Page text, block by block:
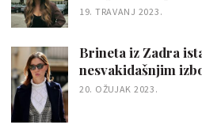
19. TRAVANJ 2023.
Brineta iz Zadra
nesvakidašnjim
20. OŽUJAK 2023.